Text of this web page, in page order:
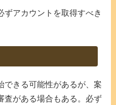
ずアカウントを取得すべき
できる可能性があるが、案
査がある場合もある。必ず